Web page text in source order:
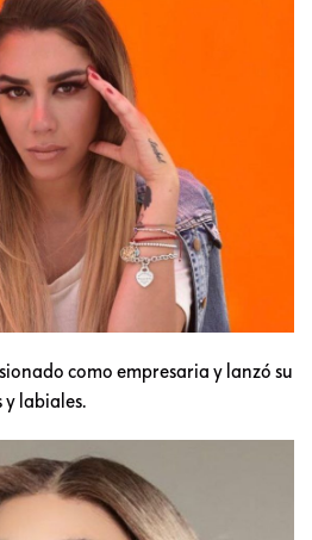
como empresaria y lanzó su
y labiales.